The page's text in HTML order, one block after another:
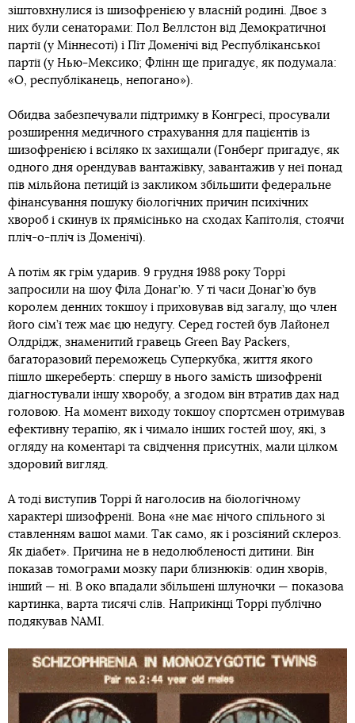
зіштовхнулися із шизофренією у власній родині. Двоє з
них були сенаторами: Пол Веллстон від Демократичної
партії (у Міннесоті) і Піт Доменічі від Республіканської
партії (у Нью-Мексико; Флінн ще пригадує, як подумала:
«О, республіканець, непогано»).
Обидва забезпечували підтримку в Конгресі, просували
розширення медичного страхування для пацієнтів із
шизофренією і всіляко їх захищали (Гонберґ пригадує, як
одного дня орендував вантажівку, завантажив у неї понад
пів мільйона петицій із закликом збільшити федеральне
фінансування пошуку біологічних причин психічних
хвороб і скинув їх прямісінько на сходах Капітолія, стоячи
пліч-о-пліч із Доменічі).
А потім як грім ударив. 9 грудня 1988 року Торрі
запросили на шоу Філа Донаг’ю. У ті часи Донаг’ю був
королем денних токшоу і приховував від загалу, що член
його сім’ї теж має цю недугу. Серед гостей був Лайонел
Олдрідж, знаменитий гравець Green Bay Packers,
багаторазовий переможець Суперкубка, життя якого
пішло шкереберть: спершу в нього замість шизофренії
діагностували іншу хворобу, а згодом він втратив дах над
головою. На момент виходу токшоу спортсмен отримував
ефективну терапію, як і чимало інших гостей шоу, які, з
огляду на коментарі та свідчення присутніх, мали цілком
здоровий вигляд.
А тоді виступив Торрі й наголосив на біологічному
характері шизофренії. Вона «не має нічого спільного зі
ставленням вашої мами. Так само, як і розсіяний склероз.
Як діабет». Причина не в недолюбленості дитини. Він
показав томограми мозку пари близнюків: один хворів,
інший — ні. В око впадали збільшені шлуночки — показова
картинка, варта тисячі слів. Наприкінці Торрі публічно
подякував NAMI.